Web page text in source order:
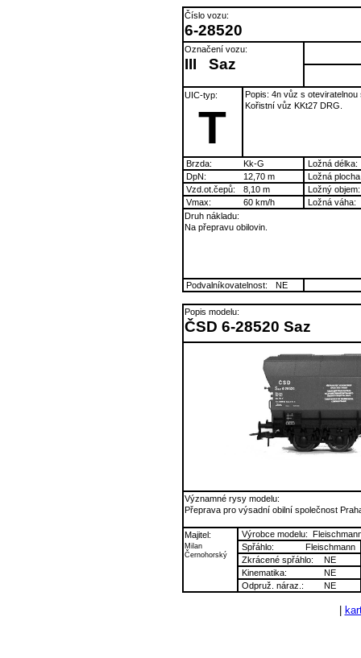
Číslo vozu:
6-28520
Označení vozu:
III Saz
UIC-typ:
T
Popis: 4n vůz s oteviratelnou
Kořistní vůz KKt27 DRG.
Brzda: Kk-G
Ložná délka:
DpN:
12,70 m
Ložná
Vzd.ot.čepů:
8,10 m
Ložný objem:
Vmax:
60 km/h
Ložná váha:
Druh nákladu:
Na přepravu obilovin.
Podvalníkovatelnost: NE
Popis modelu:
ČSD 6-28520 Saz
Významné rysy modelu:
Přeprava pro výsadní obilní společnost
Majitel:
Milan
Černohorský
Výrobce modelu:
Spřáhlo:
Fleischmann
Zkrácené spřáhlo:
NE
Kinematika:
NE
Odpruž. náraz.:
NE